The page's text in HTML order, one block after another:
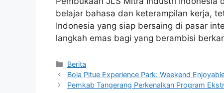
belajar bahasa dan keterampilan kerja,
Indonesia yang siap bersaing di pasar
langkah emas bagi yang berambisi
Kategori
Berita
Bola Pitue Experience Park: Weekend
Pemkab Tangerang Perkenalkan Program